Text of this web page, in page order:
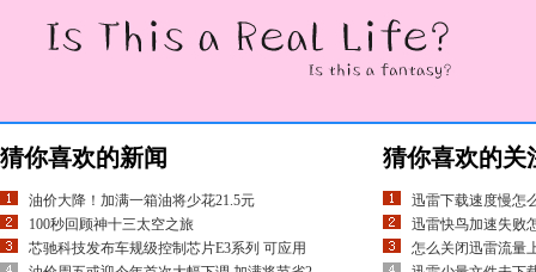
猜你喜欢的新闻
油价大降！加满一箱油将少花21.5元
100秒回顾神十三太空之旅
芯驰科技发布车规级控制芯片E3系列 可应用
猜你喜欢的关
迅雷下载速度慢怎
迅雷快鸟加速失败
怎么关闭迅雷流量